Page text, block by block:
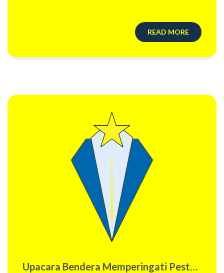
READ MORE
Upacara Bendera Memperingati Pesta